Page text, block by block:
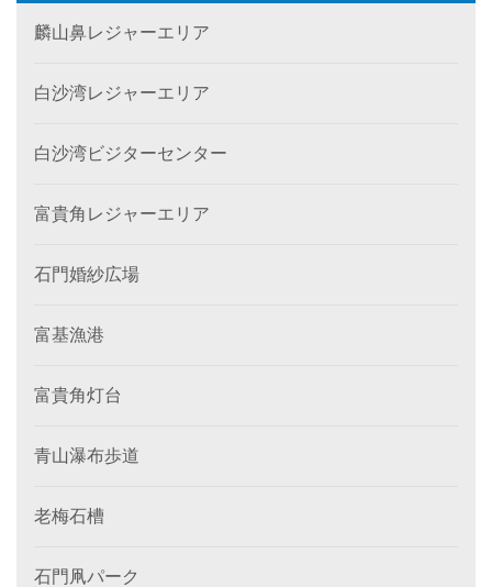
麟山鼻レジャーエリア
白沙湾レジャーエリア
白沙湾ビジターセンター
富貴角レジャーエリア
石門婚紗広場
富基漁港
富貴角灯台
青山瀑布歩道
老梅石槽
石門凧パーク